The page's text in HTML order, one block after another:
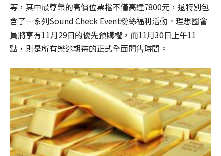
等，其中最尊榮的高價位票檔不僅高達7800元，還特別包
含了一系列Sound Check Event粉絲福利活動。理想國會
員將享有11月29日的優先預購權，而11月30日上午11
點，則是所有樂迷期待的正式全面開售時間。